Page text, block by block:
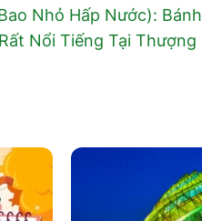
Nhỏ Hấp Nước):
Nổi Tiếng Tại Thượng